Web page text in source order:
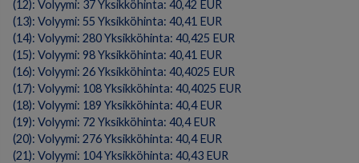
(12): Volyymi: 37 Yksikköhinta: 40,42 EUR
(13): Volyymi: 55 Yksikköhinta: 40,41 EUR
(14): Volyymi: 280 Yksikköhinta: 40,425 EUR
(15): Volyymi: 98 Yksikköhinta: 40,41 EUR
(16): Volyymi: 26 Yksikköhinta: 40,4025 EUR
(17): Volyymi: 108 Yksikköhinta: 40,4025 EUR
(18): Volyymi: 189 Yksikköhinta: 40,4 EUR
(19): Volyymi: 72 Yksikköhinta: 40,4 EUR
(20): Volyymi: 276 Yksikköhinta: 40,4 EUR
(21): Volyymi: 104 Yksikköhinta: 40,43 EUR